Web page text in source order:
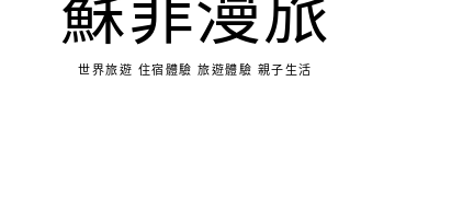
蘇菲漫旅
世界旅遊 住宿體驗 旅遊體驗 親子生活